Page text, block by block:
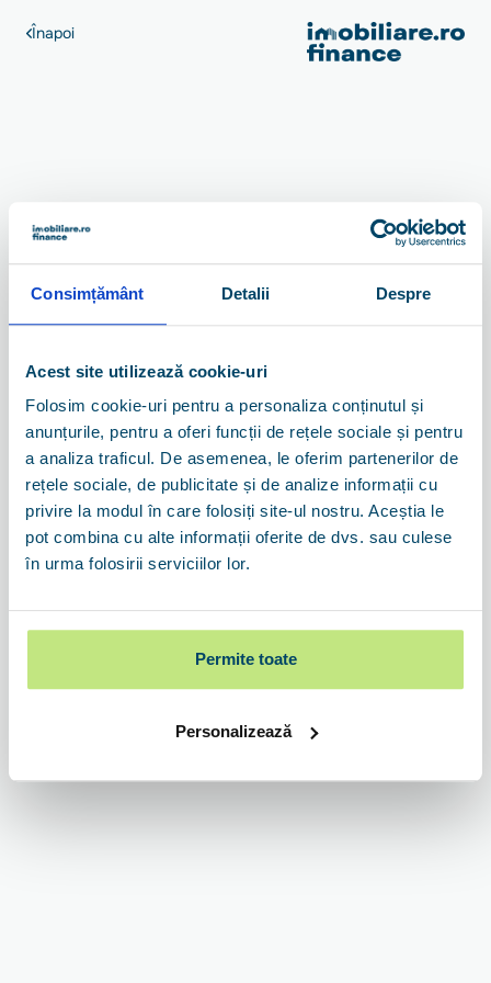
Consimțământ Detalii Despre
Acest site utilizează cookie-uri
Folosim cookie-uri pentru a personaliza conținutul și
anunțurile, pentru a oferi funcții de rețele sociale și pentru
a analiza traficul. De asemenea, le oferim partenerilor de
rețele sociale, de publicitate și de analize informații cu
privire la modul în care folosiți site-ul nostru. Aceștia le
pot combina cu alte informații oferite de dvs. sau culese
în urma folosirii serviciilor lor.
Permite toate
Personalizează
Înapoi
Autentificare
Continuă cu Apple
Autentificare și creare cont fără parolă: îți vom trimite pe e-
Autentificarea se face cu contul